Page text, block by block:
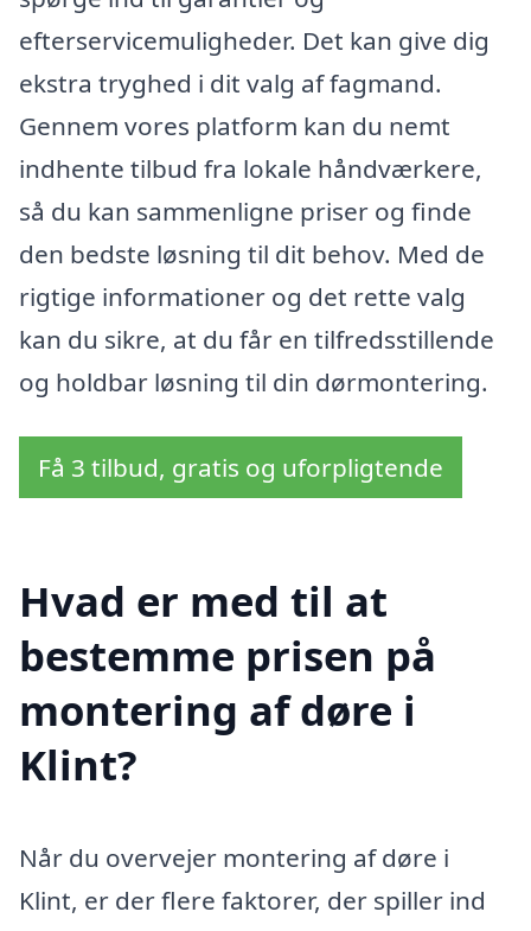
efterservicemuligheder. Det kan give dig
ekstra tryghed i dit valg af fagmand.
Gennem vores platform kan du nemt
indhente tilbud fra lokale håndværkere,
så du kan sammenligne priser og finde
den bedste løsning til dit behov. Med de
rigtige informationer og det rette valg
kan du sikre, at du får en tilfredsstillende
og holdbar løsning til din dørmontering.
Få 3 tilbud, gratis og uforpligtende
Hvad er med til at
bestemme prisen på
montering af døre i
Klint?
Når du overvejer montering af døre i
Klint, er der flere faktorer, der spiller ind